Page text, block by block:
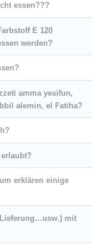
essen???
E 120
werden?
amma yesifun,
alemin, el Fatiha?
erklären einige
mit